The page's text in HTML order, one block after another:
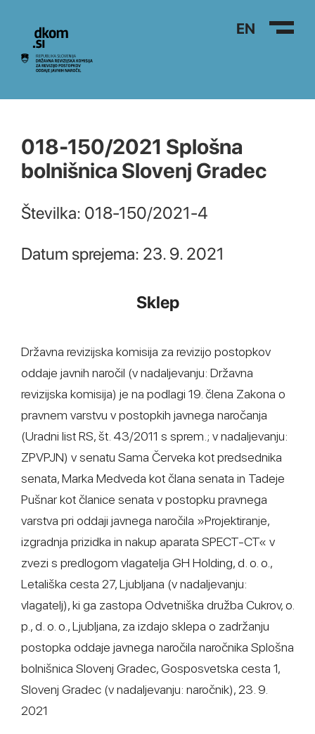
Na vsebino EN
018-150/2021 Splošna
bolnišnica Slovenj Gradec
Številka: 018-150/2021-4
Datum sprejema: 23. 9. 2021
Sklep
Državna revizijska komisija za revizijo postopkov
oddaje javnih naročil (v nadaljevanju: Državna
revizijska komisija) je na podlagi 19. člena Zakona o
pravnem varstvu v postopkih javnega naročanja
(Uradni list RS, št. 43/2011 s sprem.; v nadaljevanju:
ZPVPJN) v senatu Sama Červeka kot predsednika
senata, Marka Medveda kot člana senata in Tadeje
Pušnar kot članice senata v postopku pravnega
varstva pri oddaji javnega naročila »Projektiranje,
izgradnja prizidka in nakup aparata SPECT-CT« v
zvezi s predlogom vlagatelja GH Holding, d. o. o.,
Letališka cesta 27, Ljubljana (v nadaljevanju:
vlagatelj), ki ga zastopa Odvetniška družba Cukrov, o.
p., d. o. o., Ljubljana, za izdajo sklepa o zadržanju
postopka oddaje javnega naročila naročnika Splošna
bolnišnica Slovenj Gradec, Gosposvetska cesta 1,
Slovenj Gradec (v nadaljevanju: naročnik), 23. 9.
2021